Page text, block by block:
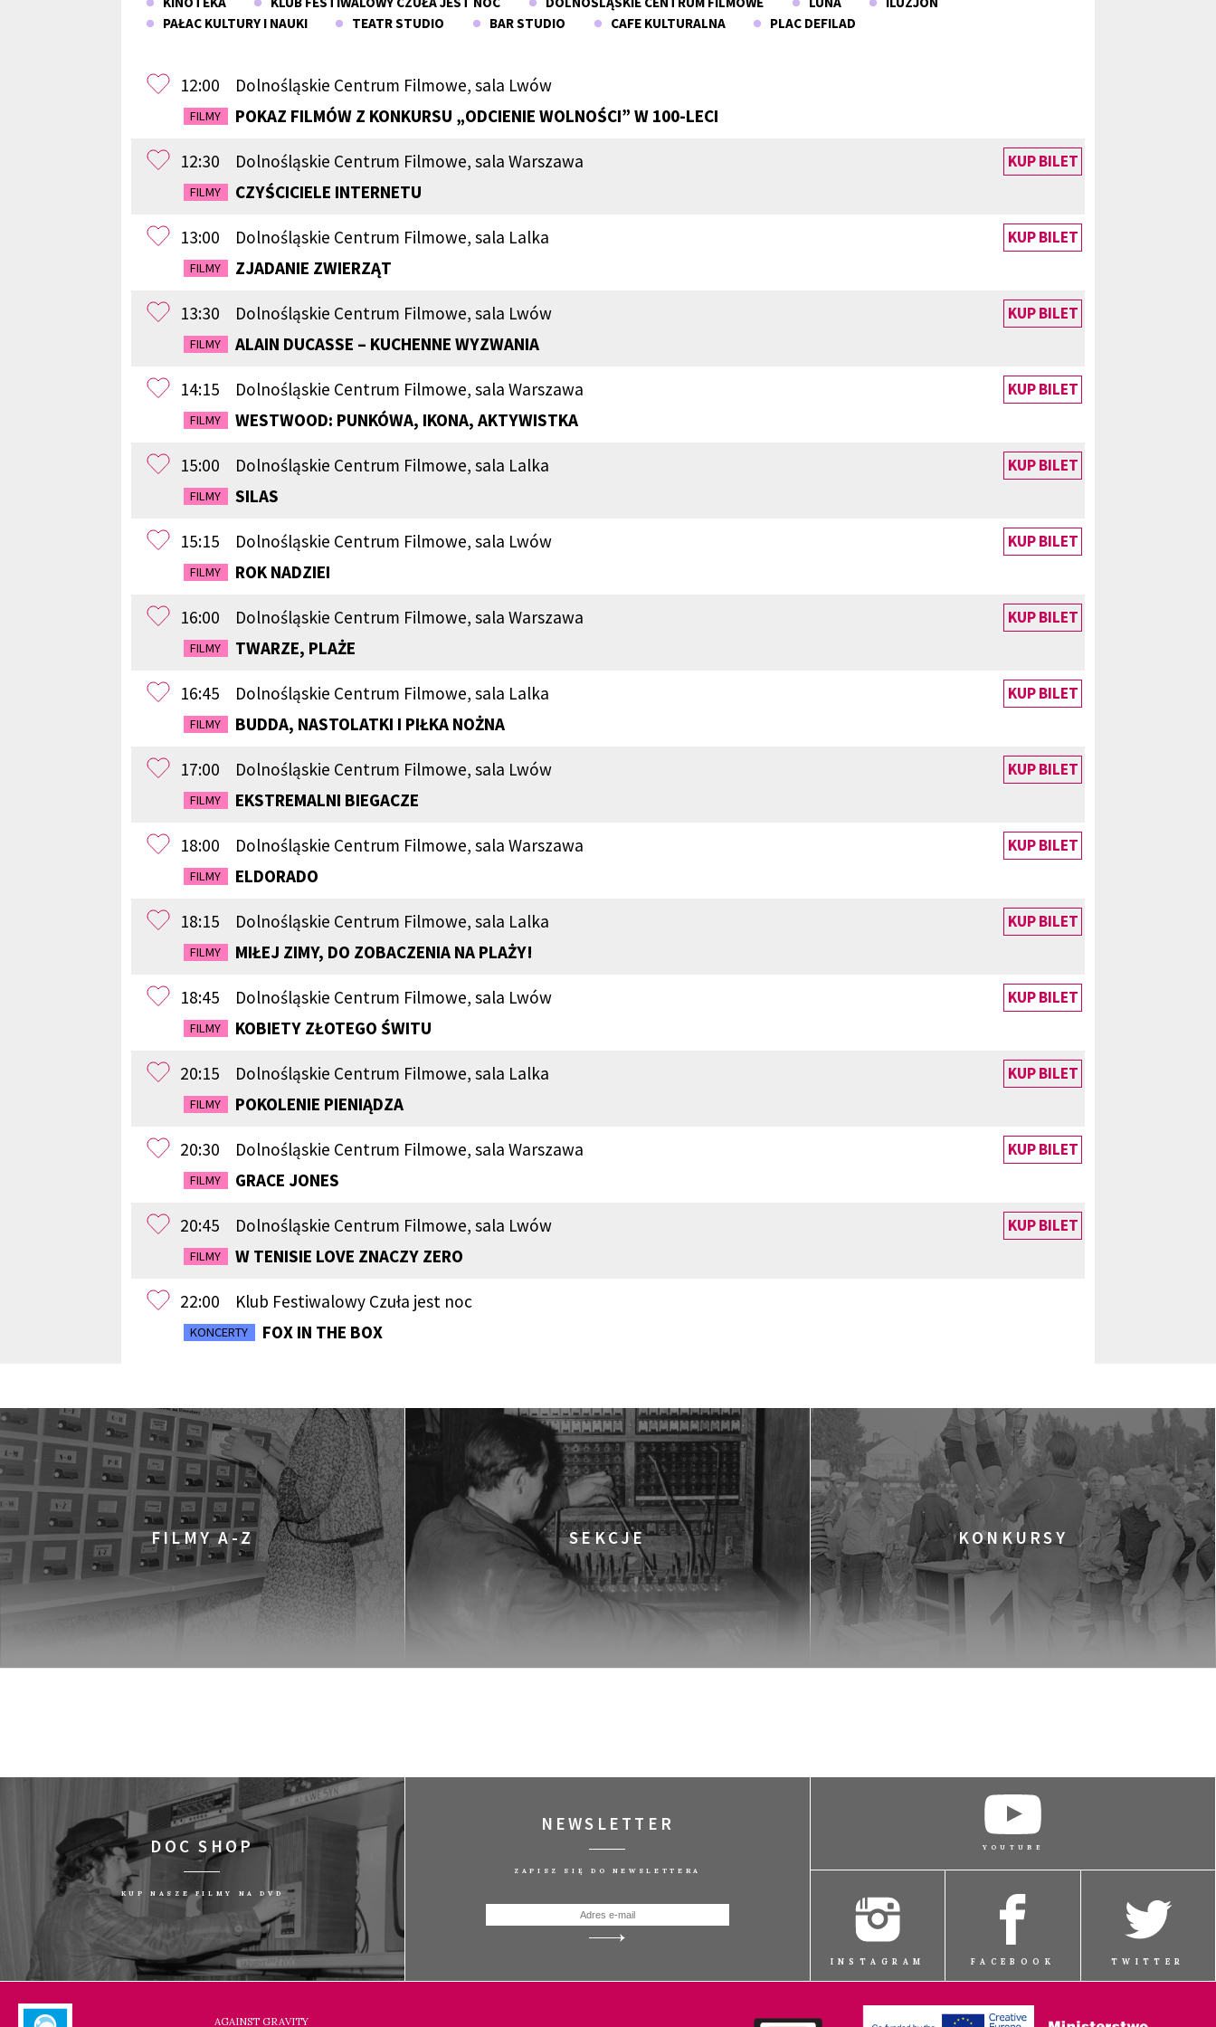
PAŁAC KULTURY I NAUKI
TEATR STUDIO BAR STUDIO CAFE KULTURALNA PLAC DEFILAD
12:00 Dolnośląskie Centrum Filmowe, sala Lwów
FILMY POKAZ FILMÓW Z KONKURSU „ODCIENIE WOLNOŚCI” W 100-LECI
12:30 Dolnośląskie Centrum Filmowe, sala Warszawa
FILMY CZYŚCICIELE INTERNETU
KUP BILET
13:00 Dolnośląskie Centrum Filmowe, sala Lalka
FILMY ZJADANIE ZWIERZĄT
KUP BILET
13:30 Dolnośląskie Centrum Filmowe, sala Lwów
FILMY ALAIN DUCASSE – KUCHENNE WYZWANIA
KUP BILET
14:15 Dolnośląskie Centrum Filmowe, sala Warszawa
FILMY WESTWOOD: PUNKÓWA, IKONA, AKTYWISTKA
KUP BILET
15:00 Dolnośląskie Centrum Filmowe, sala Lalka
FILMY SILAS
KUP BILET
15:15 Dolnośląskie Centrum Filmowe, sala Lwów
FILMY ROK NADZIEI
KUP BILET
16:00 Dolnośląskie Centrum Filmowe, sala Warszawa
FILMY TWARZE, PLAŻE
KUP BILET
16:45 Dolnośląskie Centrum Filmowe, sala Lalka
FILMY BUDDA, NASTOLATKI I PIŁKA NOŻNA
KUP BILET
17:00 Dolnośląskie Centrum Filmowe, sala Lwów
FILMY EKSTREMALNI BIEGACZE
KUP BILET
18:00 Dolnośląskie Centrum Filmowe, sala Warszawa
FILMY ELDORADO
KUP BILET
18:15 Dolnośląskie Centrum Filmowe, sala Lalka
FILMY MIŁEJ ZIMY, DO ZOBACZENIA NA PLAŻY!
KUP BILET
18:45 Dolnośląskie Centrum Filmowe, sala Lwów
FILMY KOBIETY ZŁOTEGO ŚWITU
KUP BILET
20:15 Dolnośląskie Centrum Filmowe, sala Lalka
FILMY POKOLENIE PIENIĄDZA
KUP BILET
20:30 Dolnośląskie Centrum Filmowe, sala Warszawa
FILMY GRACE JONES
KUP BILET
20:45 Dolnośląskie Centrum Filmowe, sala Lwów
FILMY W TENISIE LOVE ZNACZY ZERO
KUP BILET
22:00 Klub Festiwalowy Czuła jest noc
KONCERTY FOX IN THE BOX
FILMY A-Z SEKCJE KONKURSY
DOC SHOP
KUP NASZE FILMY NA DVD
NEWSLETTER
ZAPISZ SIĘ DO NEWSLETTERA
YOUTUBE
INSTAGRAM FACEBOOK TWITTER
AGAINST GRAVITY